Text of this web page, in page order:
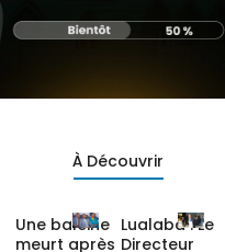
À Découvrir
Une baleine
meurt après
Lualaba : Le
Directeur